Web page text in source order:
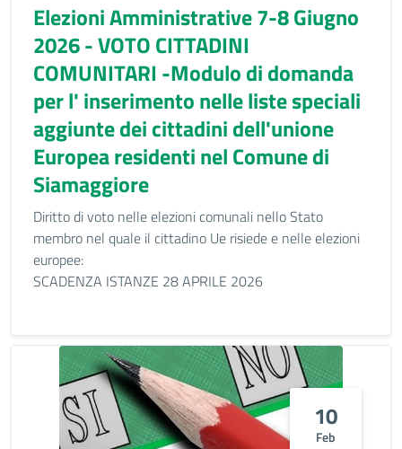
Elezioni Amministrative 7-8 Giugno
2026 - VOTO CITTADINI
COMUNITARI -Modulo di domanda
per l' inserimento nelle liste speciali
aggiunte dei cittadini dell'unione
Europea residenti nel Comune di
Siamaggiore
Diritto di voto nelle elezioni comunali nello Stato
membro nel quale il cittadino Ue risiede e nelle elezioni
europee:
SCADENZA ISTANZE 28 APRILE 2026
10
Feb